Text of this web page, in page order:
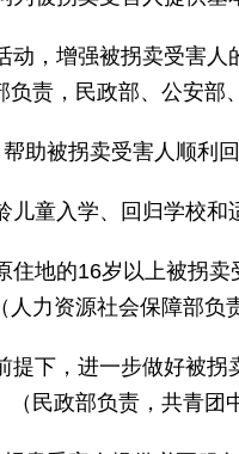
增强被拐卖受害人的
负责，民政部、公安
被拐卖受害人顺利
入学、回归学校和
的16岁以上被拐卖受
人力资源社会保障部
，进一步做好被拐卖
（民政部负责，共青团